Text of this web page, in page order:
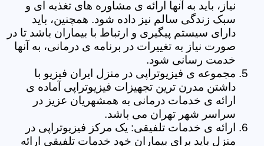
نیاز، باید به آنها ارائه ی مشاوره های تغذیه ای و
سبک زندگی سالم نیز داده شود. همچنین، باید
دارای سیستم پیگیری و ارتباط با بیماران باشد تا در
صورت نیاز به تغییرات در برنامه ی درمانی، به آنها
خدمت رسانی شود.
مجموعه ی فیزیوتراپی در منزل ایران فیزیو با
داشتن مدرن ترین تجهیزات فیزیوتراپی آماده ی
ارائه ی خدمات درمانی به همشهریان عزیز در
سراسر شهر تهران می باشد.
ارائه ی خدمات تلفیقی: یک مرکز فیزیوتراپی در
منزل باید برای بیماران خود خدمات تلفیقی ارائه